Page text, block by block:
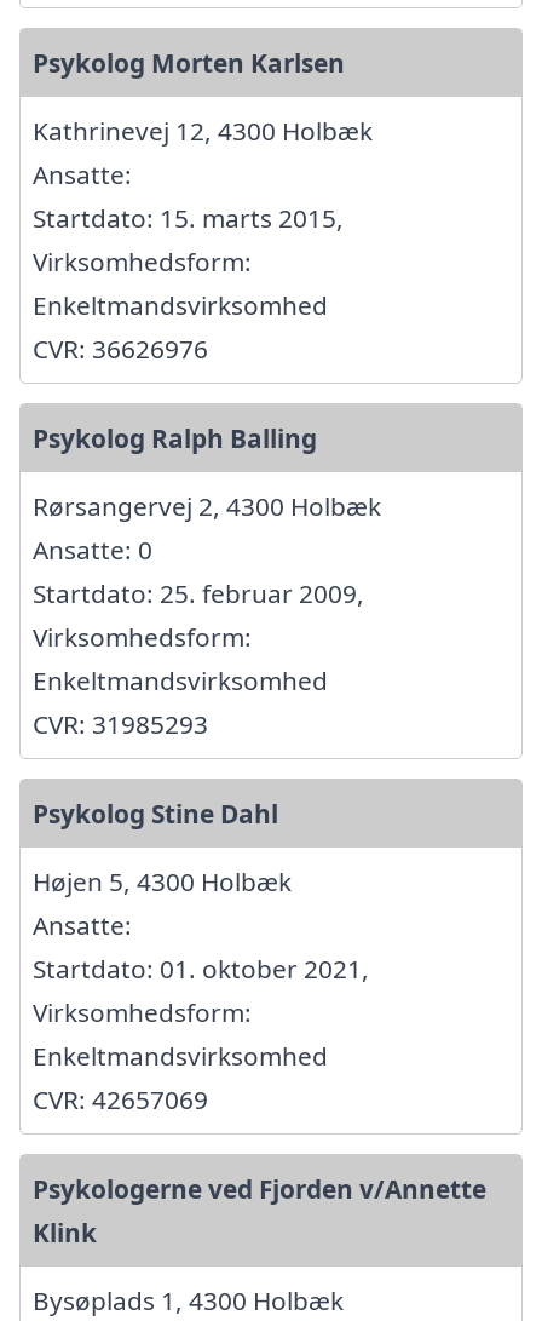
Psykolog Morten Karlsen
Kathrinevej 12, 4300 Holbæk
Ansatte:
Startdato: 15. marts 2015,
Virksomhedsform:
Enkeltmandsvirksomhed
CVR: 36626976
Psykolog Ralph Balling
Rørsangervej 2, 4300 Holbæk
Ansatte: 0
Startdato: 25. februar 2009,
Virksomhedsform:
Enkeltmandsvirksomhed
CVR: 31985293
Psykolog Stine Dahl
Højen 5, 4300 Holbæk
Ansatte:
Startdato: 01. oktober 2021,
Virksomhedsform:
Enkeltmandsvirksomhed
CVR: 42657069
Psykologerne ved Fjorden v/Annette
Klink
Bysøplads 1, 4300 Holbæk